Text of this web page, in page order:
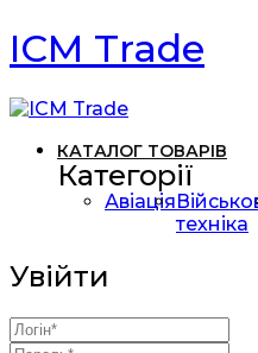
ICM Trade
КАТАЛОГ ТОВАРІВ
Категорії
Авіація
техніка
Увійти